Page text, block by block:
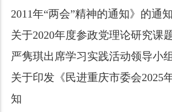
2011年“两会”精神的通知》的通知
关于2020年度参政党理论研究课
严隽琪出席学习实践活动领导小
关于印发《民进重庆市委会2025
知